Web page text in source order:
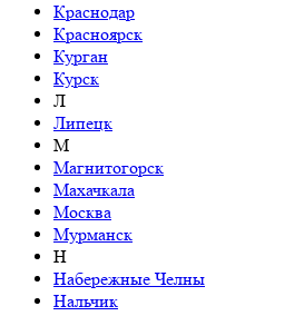
Краснодар
Красноярск
Курган
Курск
Л
Липецк
М
Магнитогорск
Махачкала
Москва
Мурманск
Н
Набережные Челны
Нальчик